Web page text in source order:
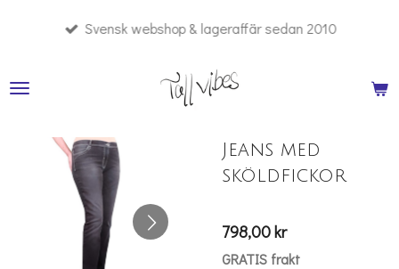
Svensk webshop & lageraffär sedan 2010
Jeans med
sköldfickor
798,00 kr
GRATIS frakt